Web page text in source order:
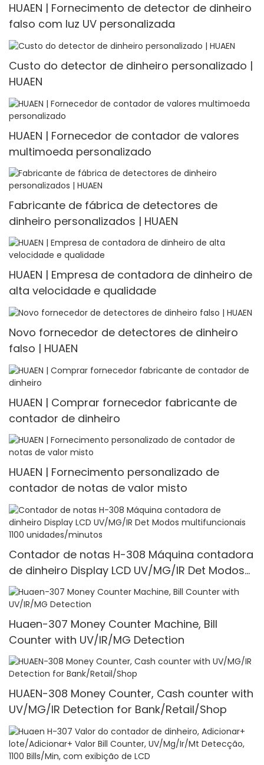
HUAEN | Fornecimento de detector de dinheiro
falso com luz UV personalizada
Custo do detector de dinheiro personalizado |
HUAEN
HUAEN | Fornecedor de contador de valores
multimoeda personalizado
Fabricante de fábrica de detectores de
dinheiro personalizados | HUAEN
HUAEN | Empresa de contadora de dinheiro de
alta velocidade e qualidade
Novo fornecedor de detectores de dinheiro
falso | HUAEN
HUAEN | Comprar fornecedor fabricante de
contador de dinheiro
HUAEN | Fornecimento personalizado de
contador de notas de valor misto
Contador de notas H-308 Máquina contadora
de dinheiro Display LCD UV/MG/IR Det Modos
multifuncionais 1100 unidades/minutos
Huaen-307 Money Counter Machine, Bill
Counter with UV/IR/MG Detection
HUAEN-308 Money Counter, Cash counter with
UV/MG/IR Detection for Bank/Retail/Shop